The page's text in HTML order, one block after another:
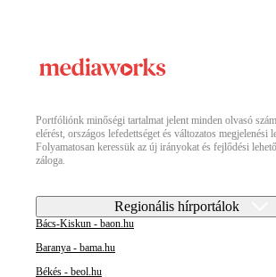
Portfóliónk minőségi tartalmat jelent minden olvasó
elérést, országos lefedettséget és változatos megjelenési
Folyamatosan keressük az új irányokat és fejlődési
záloga.
Regionális hírportálok
Bács-Kiskun - baon.hu
Baranya - bama.hu
Békés - beol.hu